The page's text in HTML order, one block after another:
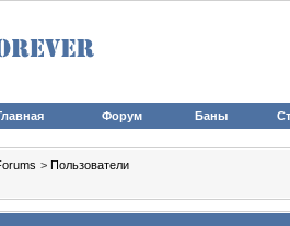
Форум Баны
> Пользователи